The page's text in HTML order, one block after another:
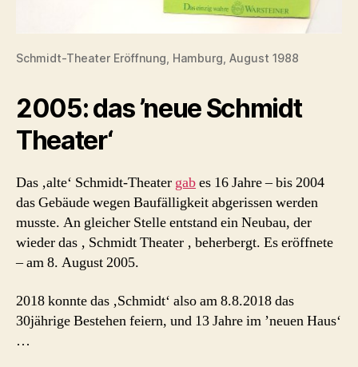
Schmidt-Theater Eröffnung, Hamburg, August 1988
2005: das ’neue Schmidt
Theater‘
Das ‚alte‘ Schmidt-Theater gabes 16 Jahre – bis 2004
das Gebäude wegen Baufälligkeit abgerissen werden
musste. An gleicher Stelle entstand ein Neubau, der
wieder das ‚ Schmidt Theater ‚ beherbergt. Es eröffnete
– am 8. August 2005.
2018 konnte das ‚Schmidt‘ also am 8.8.2018 das
30jährige Bestehen feiern, und 13 Jahre im ’neuen Haus‘
…